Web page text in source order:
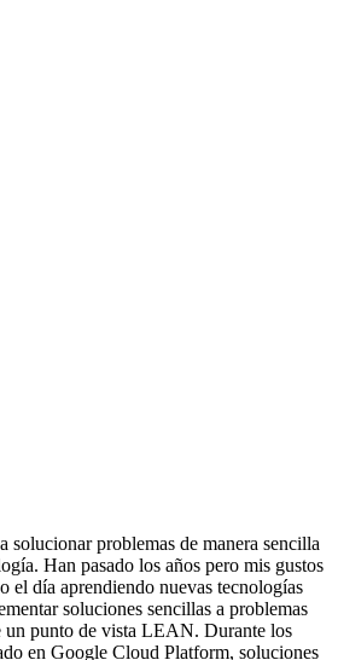
solucionar problemas de manera sencilla
Han pasado los años pero mis gustos
el día aprendiendo nuevas tecnologías
soluciones sencillas a problemas
un punto de vista LEAN. Durante los
en Google Cloud Platform, soluciones